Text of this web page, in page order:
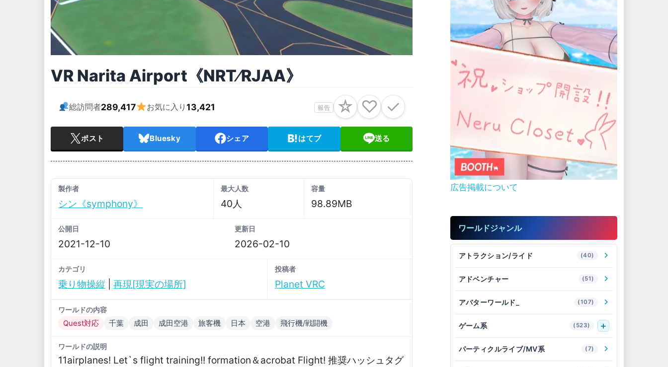
VR Narita Airport《NRT⁄RJAA》
総訪問者289,417 お気に入り13,421 報告 ☆ ♡ ✓
ポスト Bluesky シェア はてブ 送る
製作者
シン《symphony》
最大人数
40人
容量
98.89MB
公開日
2021-12-10
更新日
2026-02-10
カテゴリ
乗り物操縦 |再現[現実の場所]
投稿者
Planet VRC
ワールドの内容
Quest対応 千葉 成田 成田空港 旅客機 日本 空港 飛行機/戦闘機
ワールドの説明
11airplanesǃ Let`s flight trainingǃǃ formation＆acrobat Flightǃ 推奨ハッシュタグ
広告掲載について
ワールドジャンル
アトラクション/ライド (40)
アドベンチャー (51)
アバターワールド_ (107)
ゲーム系 (523)
パーティクルライブ/MV系 (7)